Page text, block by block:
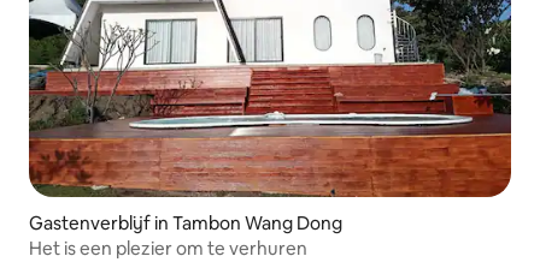
Gastenverblijf in Tambon Wang Dong
Het is een plezier om te verhuren